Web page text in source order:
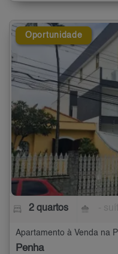
Oportunidade
2 quartos
Apartamento à Venda na
Penha